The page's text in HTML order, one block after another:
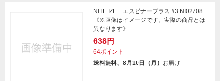
NITE IZE エスビナーブラス #3 NI02708
《※画像はイメージです。実際の商品とは
異なります》
638円
64ポイント
送料無料、8月10日（月） お届け